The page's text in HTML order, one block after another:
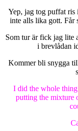
Yep, jag tog puffat ris
inte alls lika gott. Får
Som tur är fick jag lite
i brevlådan
Kommer bli snygga
I did the whole
putting the mixture